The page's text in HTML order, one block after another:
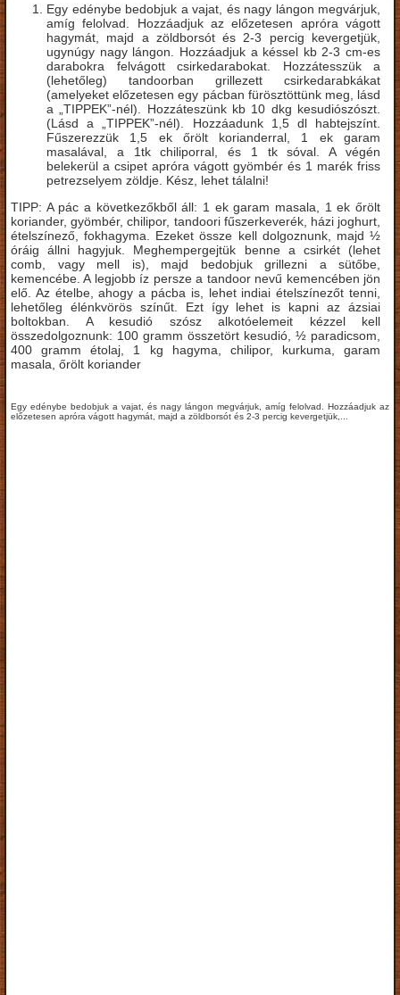
Egy edénybe bedobjuk a vajat, és nagy lángon megvárjuk,
amíg felolvad. Hozzáadjuk az előzetesen apróra vágott
hagymát, majd a zöldborsót és 2-3 percig kevergetjük,
ugynúgy nagy lángon. Hozzáadjuk a késsel kb 2-3 cm-es
darabokra felvágott csirkedarabokat. Hozzátesszük a
(lehetőleg) tandoorban grillezett csirkedarabkákat
(amelyeket előzetesen egy pácban fürösztöttünk meg, lásd
a „TIPPEK”-nél). Hozzáteszünk kb 10 dkg kesudiószószt.
(Lásd a „TIPPEK”-nél). Hozzáadunk 1,5 dl habtejszínt.
Fűszerezzük 1,5 ek őrölt korianderral, 1 ek garam
masalával, a 1tk chiliporral, és 1 tk sóval. A végén
belekerül a csipet apróra vágott gyömbér és 1 marék friss
petrezselyem zöldje. Kész, lehet tálalni!
TIPP: A pác a következőkből áll: 1 ek garam masala, 1 ek őrölt
koriander, gyömbér, chilipor, tandoori fűszerkeverék, házi joghurt,
ételszínező, fokhagyma. Ezeket össze kell dolgoznunk, majd ½
óráig állni hagyjuk. Meghempergejtük benne a csirkét (lehet
comb, vagy mell is), majd bedobjuk grillezni a sütőbe,
kemencébe. A legjobb íz persze a tandoor nevű kemencében jön
elő. Az ételbe, ahogy a pácba is, lehet indiai ételszínezőt tenni,
lehetőleg élénkvörös színűt. Ezt így lehet is kapni az ázsiai
boltokban. A kesudió szósz alkotóelemeit kézzel kell
összedolgoznunk: 100 gramm összetört kesudió, ½ paradicsom,
400 gramm étolaj, 1 kg hagyma, chilipor, kurkuma, garam
masala, őrölt koriander
Egy edénybe bedobjuk a vajat, és nagy lángon megvárjuk, amíg felolvad. Hozzáadjuk az
előzetesen apróra vágott hagymát, majd a zöldborsót és 2-3 percig kevergetjük,...